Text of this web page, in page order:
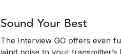
Sound Your Best
The Interview GO offers even
wind noise to your